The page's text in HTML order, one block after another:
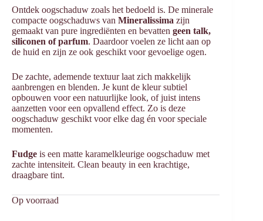
Ontdek oogschaduw zoals het bedoeld is. De minerale
compacte oogschaduws van Mineralissima zijn
gemaakt van pure ingrediënten en bevatten geen talk,
siliconen of parfum. Daardoor voelen ze licht aan op
de huid en zijn ze ook geschikt voor gevoelige ogen.
De zachte, ademende textuur laat zich makkelijk
aanbrengen en blenden. Je kunt de kleur subtiel
opbouwen voor een natuurlijke look, of juist intens
aanzetten voor een opvallend effect. Zo is deze
oogschaduw geschikt voor elke dag én voor speciale
momenten.
Fudge is een matte karamelkleurige oogschaduw met
zachte intensiteit. Clean beauty in een krachtige,
draagbare tint.
Op voorraad